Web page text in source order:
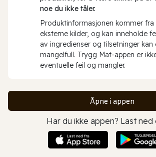
noe du ikke tåler.
Produktinformasjonen kommer
eksterne kilder, og kan inneholde
av ingredienser og tilsetninger
mangelfull. Trygg Mat-appen er
eventuelle feil og mangler.
Åpne i appen
Har du ikke appen? Last ned